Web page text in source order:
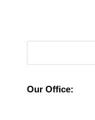
Our Office: